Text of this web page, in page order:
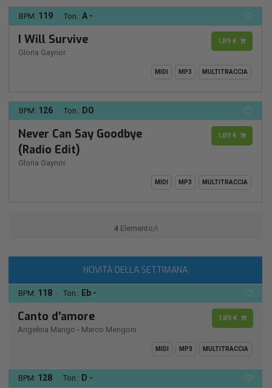
BPM: 119 Ton.: A -
I Will Survive
Gloria Gaynor
1,89 €
MIDI MP3 MULTITRACCIA
BPM: 126 Ton.: DO
Never Can Say Goodbye
(Radio Edit)
Gloria Gaynor
1,89 €
MIDI MP3 MULTITRACCIA
4 Elemento/i
NOVITÀ DELLA SETTIMANA
BPM: 118 Ton.: Eb -
Canto d'amore
Angelina Mango - Marco Mengoni
1,89 €
MIDI MP3 MULTITRACCIA
BPM: 128 Ton.: D -